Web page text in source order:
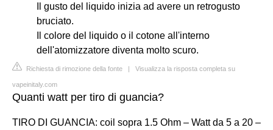
Il gusto del liquido inizia ad avere un retrogusto
bruciato.
Il colore del liquido o il cotone all'interno
dell'atomizzatore diventa molto scuro.
Richiesta di rimozione della fonte | Visualizza la risposta completa su
vapeinitaly.com
Quanti watt per tiro di guancia?
TIRO DI GUANCIA: coil sopra 1.5 Ohm – Watt da 5 a 20 –